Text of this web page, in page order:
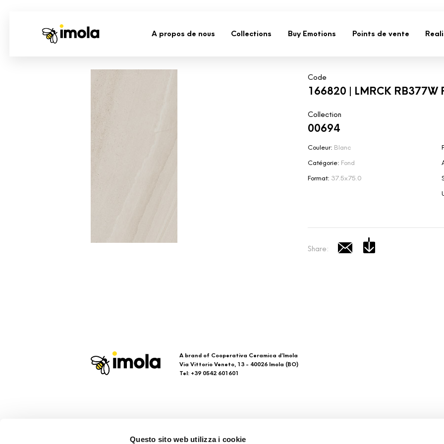
Questo sito web utilizza i cookie
A propos de nous Collections Buy Emotions Points de vente
Code
166820 | LMRCK RB377W
Collection
00694
Couleur: Blanc
Catégorie: Fond
Format: 37.5x75.0
Share:
A brand of Cooperativa Ceramica d’Imola
Via Vittorio Veneto, 13 - 40026 Imola (BO)
Tel: +39 0542 601601